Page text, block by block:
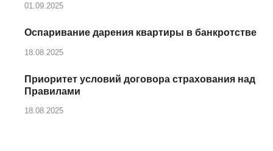
01.09.2025
Оспаривание дарения квартиры в банкротстве
18.08.2025
Приоритет условий договора страхования над
Правилами
18.08.2025